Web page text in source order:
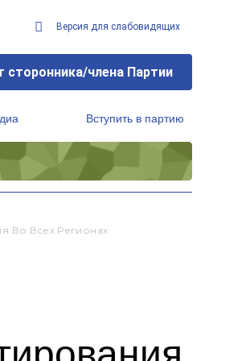
Версия для слабовидящих
сторонника/члена Партии
Вступить в партию
Во Всех Регионах